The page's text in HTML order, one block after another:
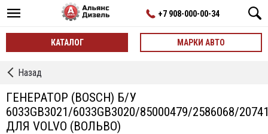
+7 908-000-00-34
КАТАЛОГ МАРКИ АВТО
←Назад
ГЕНЕРАТОР (BOSCH) Б/У
6033GB3021/6033GB3020/85000479/2586068/
ДЛЯ VOLVO (ВОЛЬВО)